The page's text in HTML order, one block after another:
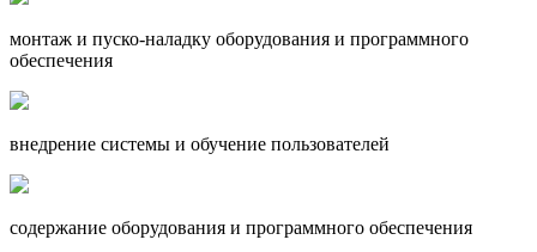
монтаж и пуско-наладку оборудования и программного
обеспечения
внедрение системы и обучение пользователей
содержание оборудования и программного обеспечения